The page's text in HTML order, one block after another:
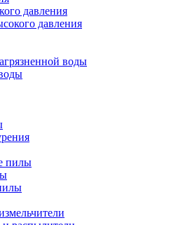
давления
давления
воды
пилы